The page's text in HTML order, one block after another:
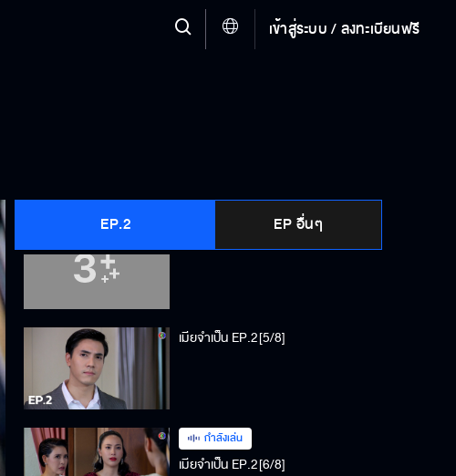
เข้าสู่ระบบ / ลงทะเบียนฟรี
EP.2 EP อื่นๆ
เมียจำเป็น EP.2[2/8]
เมียจำเป็น EP.2[5/8]
กำลังเล่น
เมียจำเป็น EP.2[6/8]